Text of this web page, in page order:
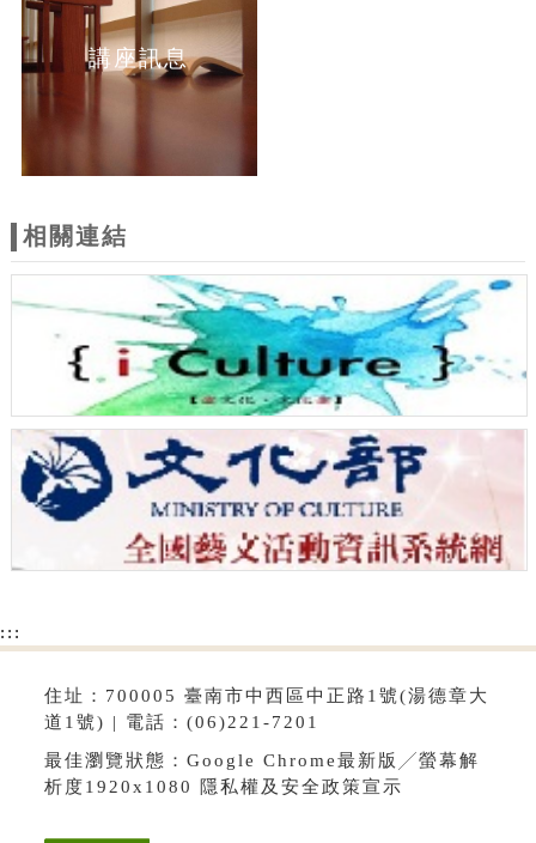
講座訊息
相關連結
:::
住址：700005 臺南市中西區中正路1號(湯德章大
道1號) | 電話：(06)221-7201
最佳瀏覽狀態：Google Chrome最新版╱螢幕解
析度1920x1080 隱私權及安全政策宣示